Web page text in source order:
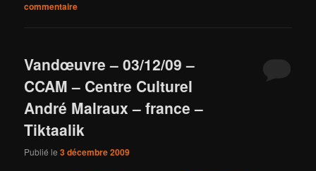
commentaire
Vandœuvre – 03/12/09 –
CCAM – Centre Culturel
André Malraux – france –
Tiktaalik
Publié le3 décembre 2009